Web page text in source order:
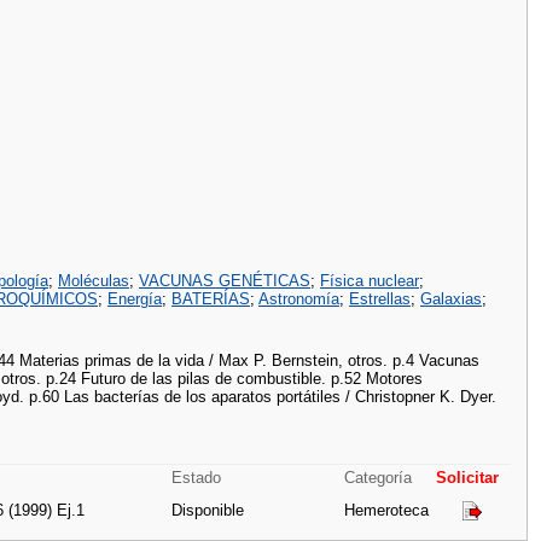
; Moléculas; VACUNAS GENÉTICAS; Física nuclear;
; Energía; BATERÍAS; Astronomía; Estrellas; Galaxias;
Materias primas de la vida / Max P. Bernstein, otros. p.4 Vacunas
p.24 Futuro de las pilas de combustible. p.52 Motores
p.60 Las bacterías de los aparatos portátiles / Christopner K. Dyer.
Estado Categoría
Solicitar
(1999) Ej.1 Disponible Hemeroteca